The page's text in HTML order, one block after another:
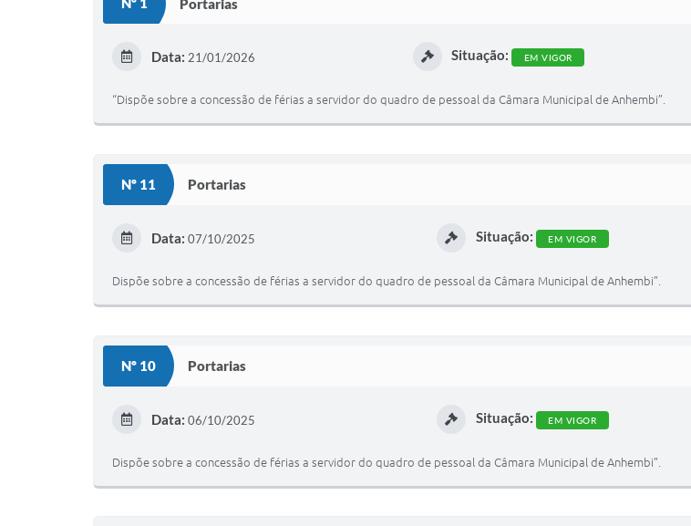
Portarias
Data: 21/01/2026 Situação: EM VIGOR
“Dispõe sobre a concessão de férias a servidor do quadro de pessoal da Câmara Municipal de Anhembi”.
Nº 11 Portarias
Data: 07/10/2025 Situação: EM VIGOR
Dispõe sobre a concessão de férias a servidor do quadro de pessoal da Câmara Municipal de Anhembi”.
Nº 10 Portarias
Data: 06/10/2025 Situação: EM VIGOR
Dispõe sobre a concessão de férias a servidor do quadro de pessoal da Câmara Municipal de Anhembi”.